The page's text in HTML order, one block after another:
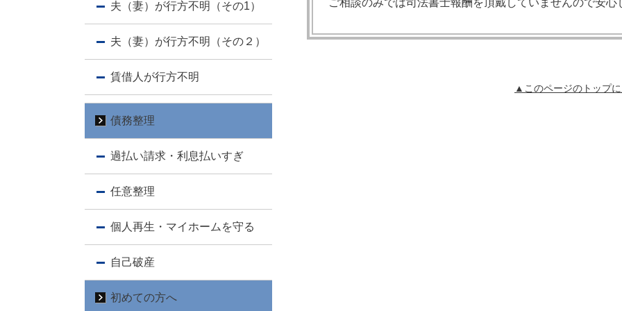
ご相談のみでは司法書士報酬を頂戴していませんので安心
▲このページのトップに
夫（妻）が行方不明（その1）
夫（妻）が行方不明（その２）
賃借人が行方不明
債務整理
過払い請求・利息払いすぎ
任意整理
個人再生・マイホームを守る
自己破産
初めての方へ